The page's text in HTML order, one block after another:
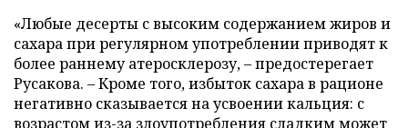
«Любые десерты с высоким содержанием жиров и
сахара при регулярном употреблении приводят к
более раннему атеросклерозу, – предостерегает
Русакова. – Кроме того, избыток сахара в рационе
негативно сказывается на усвоении кальция: с
возрастом из-за злоупотребления сладким может